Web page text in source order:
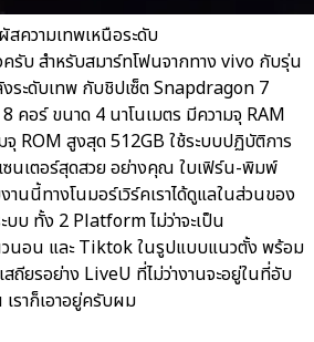
ความเทพเหนือระดับ
ครับ สำหรับสมาร์ทโฟนจากทาง vivo กับรุ่น
ระดับเทพ กับชิปเซ็ต Snapdragon 7
คอร์ ขนาด 4 นาโนเมตร มีความจุ RAM
จุ ROM สูงสุด 512GB ใช้ระบบปฏิบัติการ
นเตอร์สุดสวย อย่างคุณ ใบเฟิร์น-พิมพ์
นนี้ทางโนมอร์เวิร์คเราได้ดูแลในส่วนของ
บ ทั้ง 2 Platform ไม่ว่าจะเป็น
นอน และ Tiktok ในรูปแบบแนวตั้ง พร้อม
ยรอย่าง LiveU ที่ไม่ว่างานจะอยู่ในที่อับ
าก็เอาอยู่ครับผม